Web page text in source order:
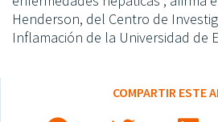
Henderson, del Centro de
Inflamación de la Universidad de
COMPARTIR ESTE